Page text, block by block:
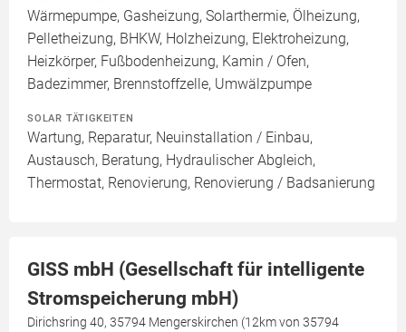
Wärmepumpe, Gasheizung, Solarthermie, Ölheizung,
Pelletheizung, BHKW, Holzheizung, Elektroheizung,
Heizkörper, Fußbodenheizung, Kamin / Ofen,
Badezimmer, Brennstoffzelle, Umwälzpumpe
SOLAR TÄTIGKEITEN
Wartung, Reparatur, Neuinstallation / Einbau,
Austausch, Beratung, Hydraulischer Abgleich,
Thermostat, Renovierung, Renovierung / Badsanierung
GISS mbH (Gesellschaft für intelligente
Stromspeicherung mbH)
Dirichsring 40, 35794 Mengerskirchen (12km von 35794